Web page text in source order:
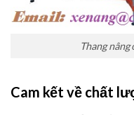
Thang
Cam kết về chất